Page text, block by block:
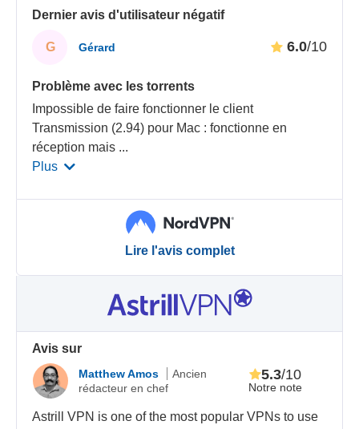
Dernier avis d'utilisateur négatif
G Gérard 6.0/10
Problème avec les torrents
Impossible de faire fonctionner le client
Transmission (2.94) pour Mac : fonctionne en
réception mais ...
Plus
Lire l'avis complet
Avis sur
Matthew Amos
Ancien
rédacteur en chef
Notre note
5.3/10
Astrill VPN is one of the most popular VPNs to use